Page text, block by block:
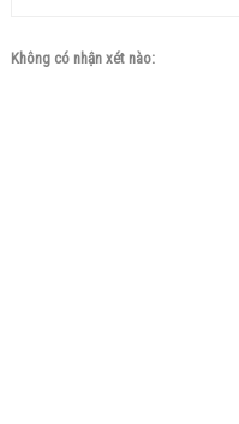
Không có nhận xét nào: